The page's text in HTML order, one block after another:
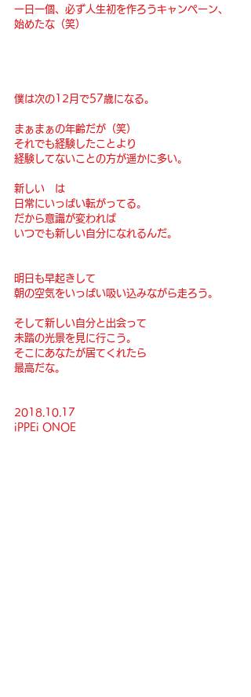
一日一個、必ず人生初を作ろうキャンペーン、
始めたな（笑）
僕は次の12月で57歳になる。
まぁまぁの年齢だが（笑）
それでも経験したことより
経験してないことの方が遥かに多い。
新しい　は
日常にいっぱい転がってる。
だから意識が変われば
いつでも新しい自分になれるんだ。
明日も早起きして
朝の空気をいっぱい吸い込みながら走ろう。
そして新しい自分と出会って
未踏の光景を見に行こう。
そこにあなたが居てくれたら
最高だな。
2018.10.17
iPPEi ONOE